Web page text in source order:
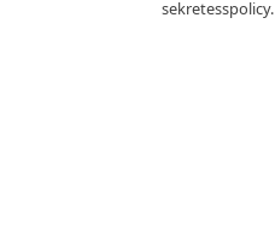
sekretesspolicy.